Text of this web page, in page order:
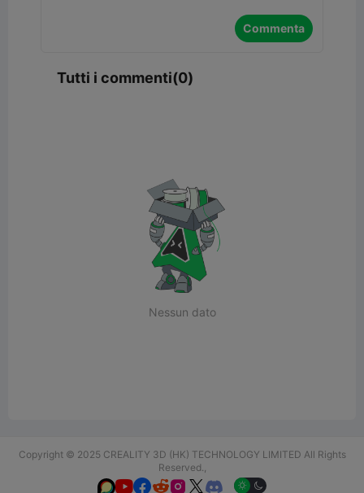
Commenta
Tutti i commenti(0)
Nessun dato
Copyright © 2025 CREALITY 3D (HK) TECHNOLOGY LIMITED All Rights
Reserved.,
  